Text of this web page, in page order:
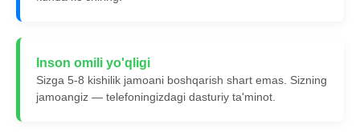
Inson omili yo'qligi
Sizga 5-8 kishilik jamoani boshqarish shart emas. Sizning
jamoangiz — telefoningizdagi dasturiy ta'minot.